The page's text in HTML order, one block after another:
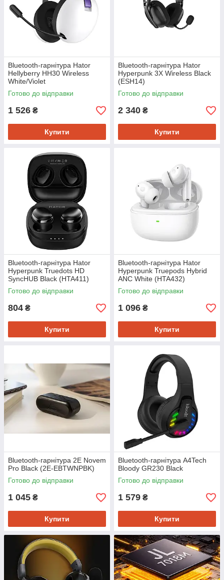
Bluetooth-гарнiтура Hator
Hellyberry HH30 Wireless
White/Violet
(HH30_wireless_WV)
Готово до відправки
1 526 ₴
Купити
Bluetooth-гарнiтура Hator
Hyperpunk 3X Wireless Black
(ESH14)
Готово до відправки
2 340 ₴
Купити
Bluetooth-гарнiтура Hator
Hyреrpunk Truedots HD
SyncHUB Black (HTA411)
Готово до відправки
804 ₴
Купити
Bluetooth-гарнiтура Hator
Hyреrpunk Truepods Hybrid
ANC White (HTA432)
Готово до відправки
1 096 ₴
Купити
Bluetooth-гарнітура 2E Novem
Pro Black (2E-EBTWNPBK)
Готово до відправки
1 045 ₴
Купити
Bluetooth-гарнітура A4Tech
Bloody GR230 Black
Готово до відправки
1 579 ₴
Купити